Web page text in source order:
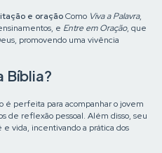
e oraçãoComo Viva a Palavra,
e Entre em Oração, que
promovendo uma vivência
Bíblia?
é perfeita para acompanhar o jovem
de reflexão pessoal. Além disso, seu
vida, incentivando a prática dos